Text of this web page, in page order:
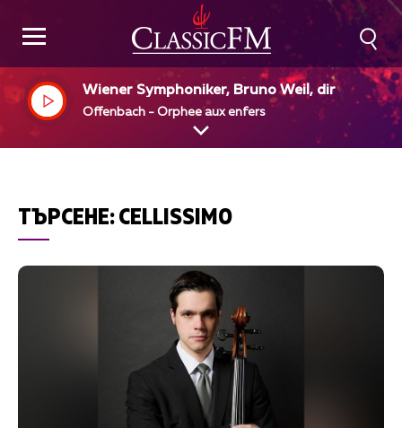
Wiener Symphoniker, Bruno Weil, dir
Offenbach - Orphee aux enfers
ТЪРСЕНЕ:CELLISSIMO